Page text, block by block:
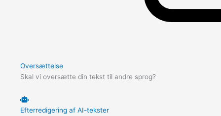
Oversættelse
Skal vi oversætte din tekst til andre sprog?
Efterredigering af AI-tekster